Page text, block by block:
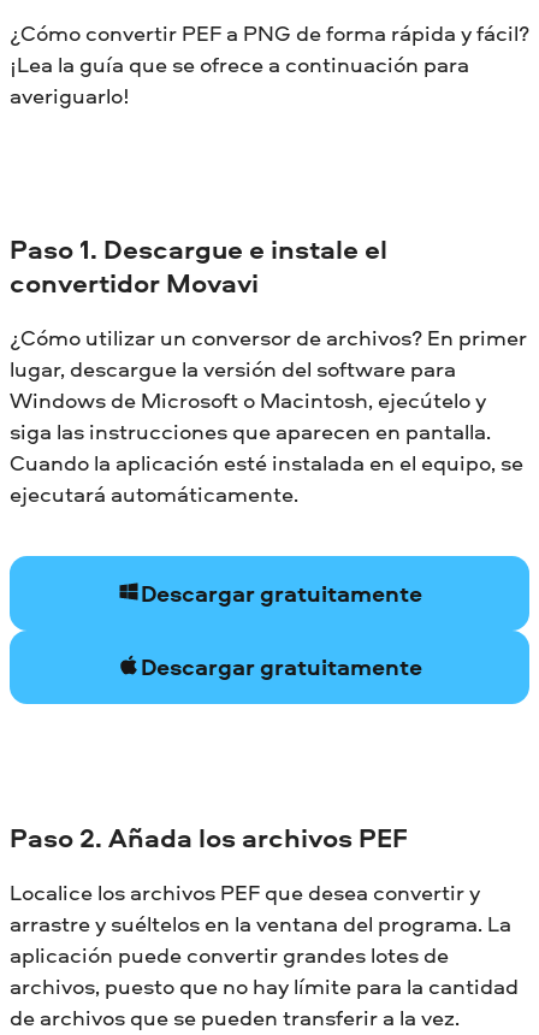
¿Cómo convertir PEF a PNG de forma rápida y fácil?
¡Lea la guía que se ofrece a continuación para
averiguarlo!
Paso 1. Descargue e instale el
convertidor Movavi
¿Cómo utilizar un conversor de archivos? En primer
lugar, descargue la versión del software para
Windows de Microsoft o Macintosh, ejecútelo y
siga las instrucciones que aparecen en pantalla.
Cuando la aplicación esté instalada en el equipo, se
ejecutará automáticamente.
Descargar gratuitamente
Descargar gratuitamente
Paso 2. Añada los archivos PEF
Localice los archivos PEF que desea convertir y
arrastre y suéltelos en la ventana del programa. La
aplicación puede convertir grandes lotes de
archivos, puesto que no hay límite para la cantidad
de archivos que se pueden transferir a la vez.